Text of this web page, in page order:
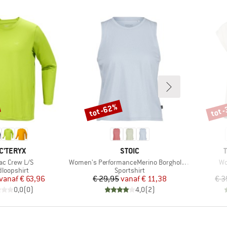
Crew L/S
Prijs
Verlaagde prijs
€ 63,96
0,0(0)
MERK
STOIC
Artikel
Women's PerformanceMerino BorgholmSt. Tank
Productgroep
Sportshirt
Prijs
€ 29,95 Verlaagde prijs
vanaf€ 11,38
4,0(2)
Korting
tot -62%
€
tot